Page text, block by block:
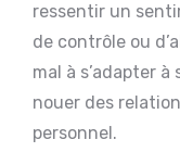
ressentir un
de contrôle ou
mal à s’adapter
nouer des
personnel.